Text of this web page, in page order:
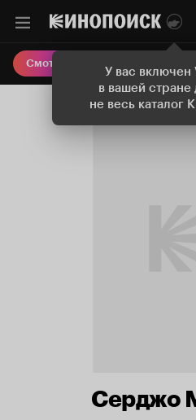
У вас включен
в вашей стране
не весь каталог
Смотреть кино
Серджо